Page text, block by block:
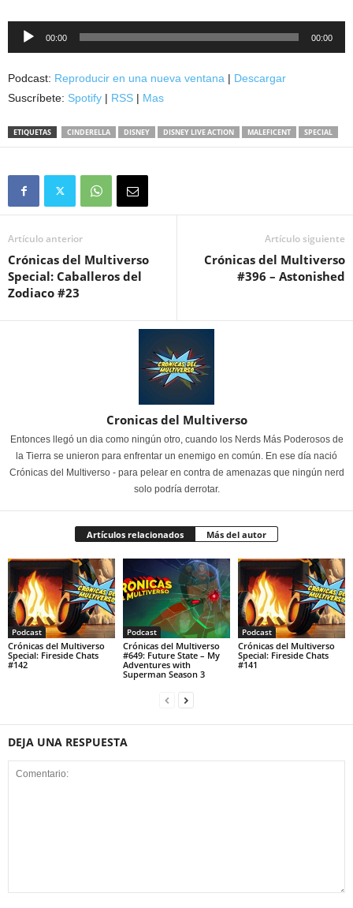
Reproductor
00:00 00:00
Podcast: Reproducir en una nueva ventana | Descargar
Suscríbete: Spotify | RSS | Mas
ETIQUETAS CINDERELLA DISNEY DISNEY LIVE ACTION MALEFICENT SPECIAL
Artículo anterior
Crónicas del Multiverso
Special: Caballeros del
Zodiaco #23
Artículo siguiente
Crónicas del Multiverso
#396 – Astonished
Cronicas del Multiverso
Entonces llegó un dia como ningún otro, cuando los Nerds Más Poderosos de
la Tierra se unieron para enfrentar un enemigo en común. En ese día nació
Crónicas del Multiverso - para pelear en contra de amenazas que ningún nerd
solo podría derrotar.
Artículos relacionados Más del autor
Podcast
Crónicas del Multiverso
Special: Fireside Chats
#142
Podcast
Crónicas del Multiverso
#649: Future State – My
Adventures with
Superman Season 3
Podcast
Crónicas del Multiverso
Special: Fireside Chats
#141
DEJA UNA RESPUESTA